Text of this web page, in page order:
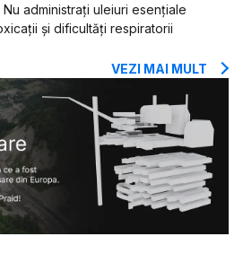
administrați uleiuri esențiale
și dificultăți respiratorii
VEZI MAI MULT